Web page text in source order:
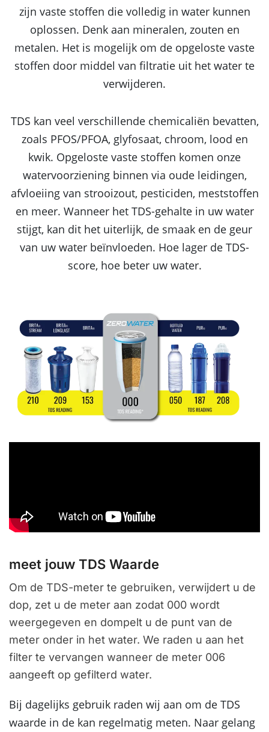
zijn vaste stoffen die volledig in water kunnen
oplossen. Denk aan mineralen, zouten en
metalen. Het is mogelijk om de opgeloste vaste
stoffen door middel van filtratie uit het water te
verwijderen.
TDS kan veel verschillende chemicaliën bevatten,
zoals PFOS/PFOA, glyfosaat, chroom, lood en
kwik. Opgeloste vaste stoffen komen onze
watervoorziening binnen via oude leidingen,
afvloeiing van strooizout, pesticiden, meststoffen
en meer. Wanneer het TDS-gehalte in uw water
stijgt, kan dit het uiterlijk, de smaak en de geur
van uw water beïnvloeden. Hoe lager de TDS-
score, hoe beter uw water.
meet jouw TDS Waarde
Om de TDS-meter te gebruiken, verwijdert u de
dop, zet u de meter aan zodat 000 wordt
weergegeven en dompelt u de punt van de
meter onder in het water. We raden u aan het
filter te vervangen wanneer de meter 006
aangeeft op gefilterd water.
Bij dagelijks gebruik raden wij aan om de TDS
waarde in de kan regelmatig meten. Naar gelang